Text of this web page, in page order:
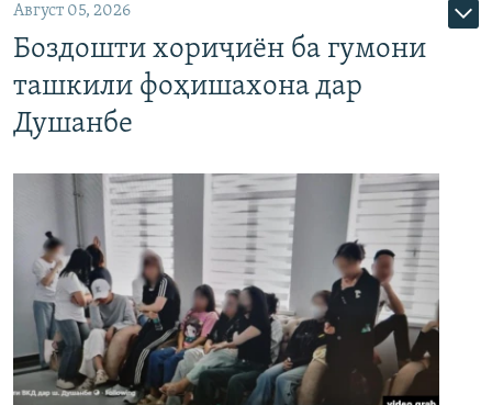
Август 05, 2026
Боздошти хориҷиён ба гумони
ташкили фоҳишахона дар
Душанбе